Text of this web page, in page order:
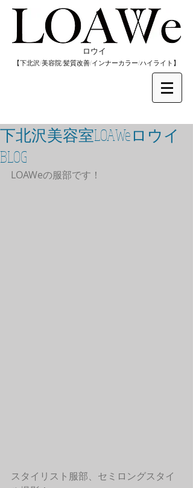
​ロウイ
​【下北沢/美容院/髪質改善/インナーカラー/​ハイライト】
下北沢美容室LOAWeロウイ
BLOG
LOAWeの服部です！
スタイリスト服部、セミロングスタイ